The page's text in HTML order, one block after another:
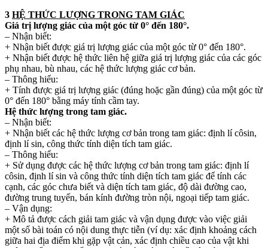
3 HỆ THỨC LƯỢNG TRONG TAM GIÁC
Giá trị lượng giác của một góc từ 0° đến 180°.
– Nhận biết:
+ Nhận biết được giá trị lượng giác của một góc từ 0° đến 180°.
+ Nhận biết được hệ thức liên hệ giữa giá trị lượng giác của các góc
phụ nhau, bù nhau, các hệ thức lượng giác cơ bản.
– Thông hiểu:
+ Tính được giá trị lượng giác (đúng hoặc gần đúng) của một góc từ
0° đến 180° bằng máy tính cầm tay.
Hệ thức lượng trong tam giác.
– Nhận biết:
+ Nhận biết các hệ thức lượng cơ bản trong tam giác: định lí côsin,
định lí sin, công thức tính diện tích tam giác.
– Thông hiểu:
+ Sử dụng được các hệ thức lượng cơ bản trong tam giác: định lí
côsin, định lí sin và công thức tính diện tích tam giác để tính các
cạnh, các góc chưa biết và diện tích tam giác, độ dài đường cao,
đường trung tuyến, bán kính đường tròn nội, ngoại tiếp tam giác.
– Vận dụng:
+ Mô tả được cách giải tam giác và vận dụng được vào việc giải
một số bài toán có nội dung thực tiễn (ví dụ: xác định khoảng cách
giữa hai địa điểm khi gặp vật cản, xác định chiều cao của vật khi